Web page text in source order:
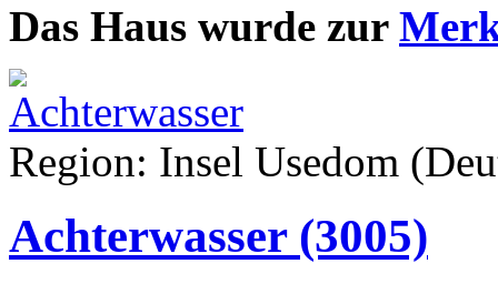
Das Haus wurde zur
Region: Insel Usedom
Achterwasser (3005)